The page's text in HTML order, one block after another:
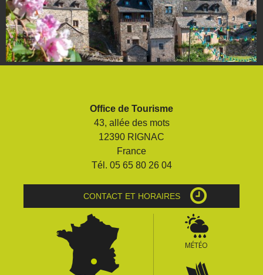
Office de Tourisme
43, allée des mots
12390 RIGNAC
France
Tél. 05 65 80 26 04
CONTACT ET HORAIRES
MÉTÉO